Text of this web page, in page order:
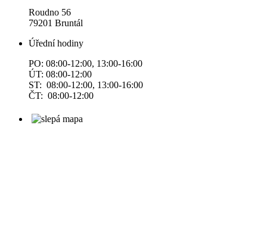
Roudno 56
79201 Bruntál
Úřední hodiny
PO: 08:00-12:00, 13:00-16:00
ÚT: 08:00-12:00
ST: 08:00-12:00, 13:00-16:00
ČT: 08:00-12:00